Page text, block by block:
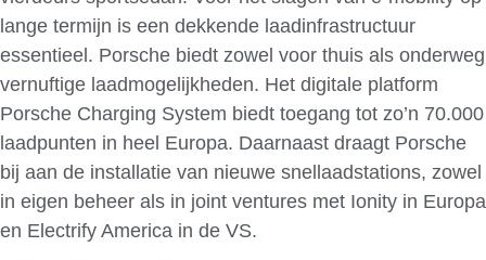
lange termijn is een dekkende laadinfrastructuur
essentieel. Porsche biedt zowel voor thuis als onderweg
vernuftige laadmogelijkheden. Het digitale platform
Porsche Charging System biedt toegang tot zo’n 70.000
laadpunten in heel Europa. Daarnaast draagt Porsche
bij aan de installatie van nieuwe snellaadstations, zowel
in eigen beheer als in joint ventures met Ionity in Europa
en Electrify America in de VS.